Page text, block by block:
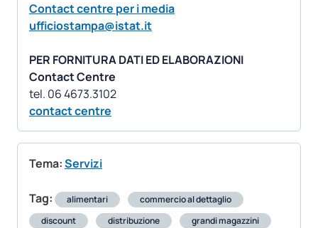
Contact centre per i media
ufficiostampa@istat.it
PER FORNITURA DATI ED ELABORAZIONI
Contact Centre
contact centre
Tema:Servizi
Tag: alimentari
commercio al dettaglio
discount
distribuzione
grandi magazzini